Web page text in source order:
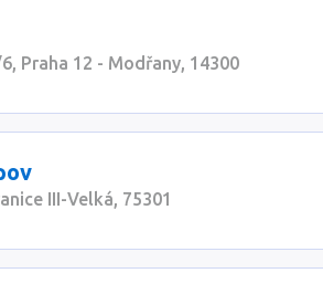
Praha 12 - Modřany, 14300
III-Velká, 75301